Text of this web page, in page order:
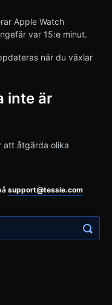
Apple Watch
var 15:e minut.
när du växlar
inte är
att åtgärda olika
support@tessie.com